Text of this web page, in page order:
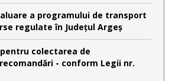
a programului de transport
regulate în Județul Argeș
colectarea de
- conform Legii nr.